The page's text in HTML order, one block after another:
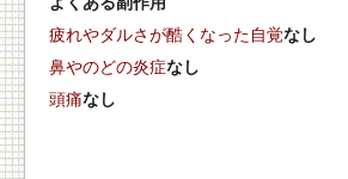
疲れやダルさが酷くなった自覚なし
鼻やのどの炎症なし
頭痛なし